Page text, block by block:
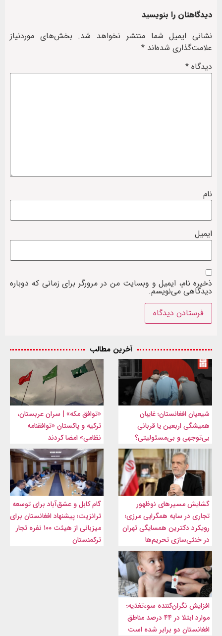
دیدگاهتان را بنویسید
نشانی ایمیل شما منتشر نخواهد شد. بخش‌های موردنیاز
علامت‌گذاری شده‌اند *
دیدگاه *
نام
ایمیل
ذخیره نام، ایمیل و وبسایت من در مرورگر برای زمانی که دوباره
دیدگاهی می‌نویسم.
آخرین مطالب
شیعیان افغانستان؛ غایبان
همیشگی اربعین یا قربانی
بی‌توجهی و بی‌مسئولیتی؟
«توافق مکه» | سران عربستان،
ترکیه و پاکستان «توافقنامه
نظامی» امضا کردند
گشایش مسیرهای نوظهور
تجاری در سایه همگرایی مرزی؛
رویکرد دکترین همسایگی تهران
در خنثی‌سازی تحریم‌ها
گام کابل و عشق‌آباد برای توسعه
ترانزیت؛ پیشنهاد افغانستان برای
میزبانی از هیئت ۱۰۰ نفره تجار
ترکمنستان
افزایش نگران‌کننده سوءتغذیه؛
موارد ابتلا در ۴۴ درصد مناطق
افغانستان دو برابر شده است